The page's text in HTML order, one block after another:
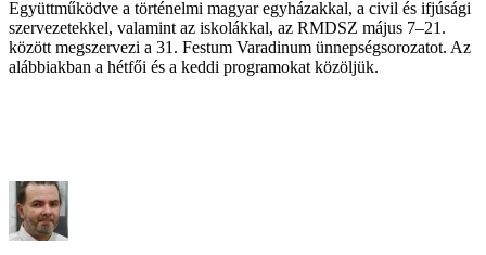
Együttműködve a történelmi magyar egyházakkal, a civil és ifjúsági
szervezetekkel, valamint az iskolákkal, az RMDSZ május 7–21.
között megszervezi a 31. Festum Varadinum ünnepségsorozatot. Az
alábbiakban a hétfői és a keddi programokat közöljük.